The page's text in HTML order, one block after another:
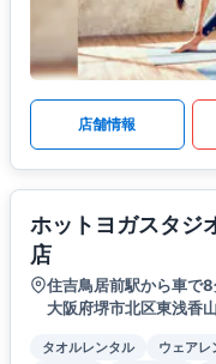
店舗情報
ホットヨガスタジ
店
住吉鳥居前駅から車で
大阪府堺市北区東浅香
タオルレンタル ウェアレ